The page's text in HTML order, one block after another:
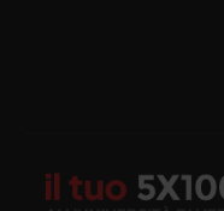
annunci, per
inoltre